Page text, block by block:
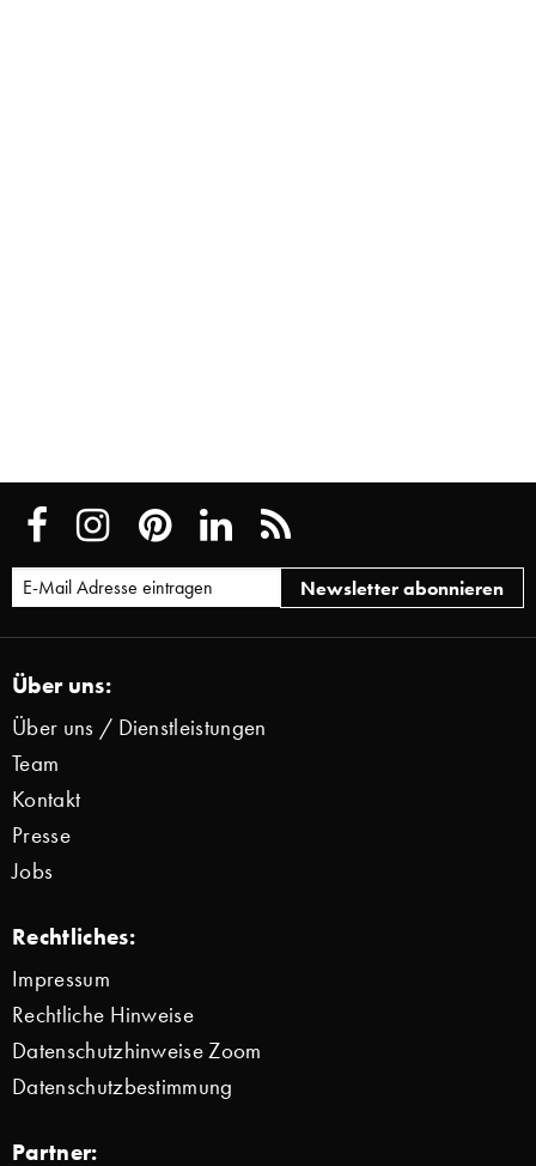
Über uns:
Über uns / Dienstleistungen
Team
Kontakt
Presse
Jobs
Rechtliches:
Impressum
Rechtliche Hinweise
Datenschutzhinweise Zoom
Datenschutzbestimmung
Partner: